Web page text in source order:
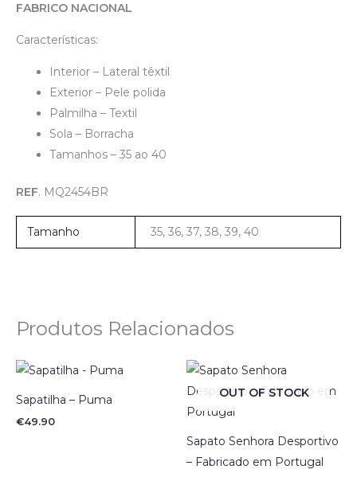
FABRICO NACIONAL
Características:
Interior – Lateral têxtil
Exterior – Pele polida
Palmilha – Textil
Sola – Borracha
Tamanhos – 35 ao 40
REF. MQ2454BR
Tamanho 35, 36, 37, 38, 39, 40
Produtos Relacionados
Sapatilha – Puma
€49.90
OUT OF STOCK
Sapato Senhora Desportivo
– Fabricado em Portugal